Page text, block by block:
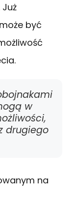
być
w
drugiego
na